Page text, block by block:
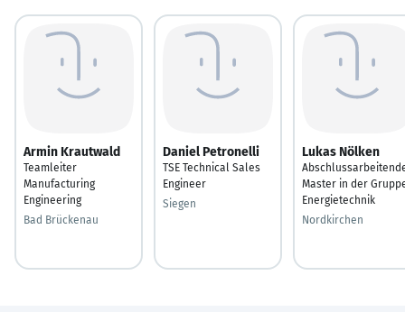
Armin Krautwald
Teamleiter
Manufacturing
Engineering
Bad Brückenau
Daniel Petronelli
TSE Technical Sales
Engineer
Siegen
Lukas Nölken
Master in der
Energietechnik
Nordkirchen